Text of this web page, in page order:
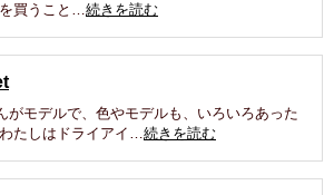
買うこと…続きを読む
がモデルで、色やモデルも、いろいろあった
たしはドライアイ…続きを読む